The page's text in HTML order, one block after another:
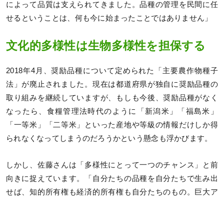
によって品質は支えられてきました。品種の管理を民間に任
せるということは、何も今に始まったことではありません」
文化的多様性は生物多様性を担保する
2018年4月、奨励品種について定められた「主要農作物種子
法」が廃止されました。現在は都道府県が独自に奨励品種の
取り組みを継続していますが、もしも今後、奨励品種がなく
なったら、食糧管理法時代のように「新潟米」「福島米」
「一等米」「二等米」といった産地や等級の情報だけしか得
られなくなってしまうのだろうかという懸念も浮かびます。
しかし、佐藤さんは「多様性にとって一つのチャンス」と前
向きに捉えています。「自分たちの品種を自分たちで生み出
せば、知的所有権も経済的所有権も自分たちのもの。巨大ア